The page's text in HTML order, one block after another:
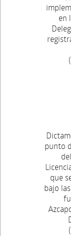
en
punto
que
bajo